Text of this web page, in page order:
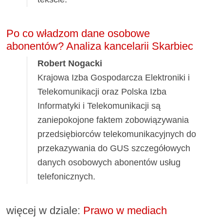
Po co władzom dane osobowe
abonentów? Analiza kancelarii Skarbiec
Robert Nogacki
Krajowa Izba Gospodarcza Elektroniki i
Telekomunikacji oraz Polska Izba
Informatyki i Telekomunikacji są
zaniepokojone faktem zobowiązywania
przedsiębiorców telekomunikacyjnych do
przekazywania do GUS szczegółowych
danych osobowych abonentów usług
telefonicznych.
więcej w dziale: Prawo w mediach